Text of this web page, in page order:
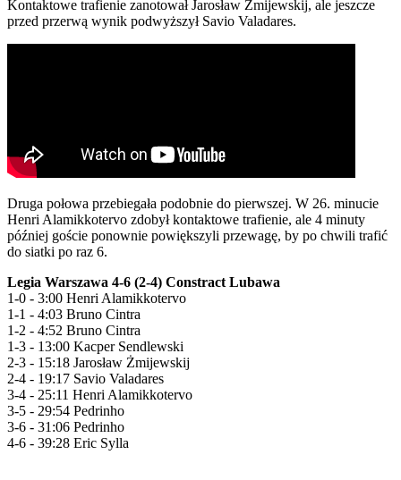
Kontaktowe trafienie zanotował Jarosław Żmijewskij, ale jeszcze
przed przerwą wynik podwyższył Savio Valadares.
Druga połowa przebiegała podobnie do pierwszej. W 26. minucie
Henri Alamikkotervo zdobył kontaktowe trafienie, ale 4 minuty
później goście ponownie powiększyli przewagę, by po chwili trafić
do siatki po raz 6.
Legia Warszawa 4-6 (2-4) Constract Lubawa
1-0 - 3:00 Henri Alamikkotervo
1-1 - 4:03 Bruno Cintra
1-2 - 4:52 Bruno Cintra
1-3 - 13:00 Kacper Sendlewski
2-3 - 15:18 Jarosław Żmijewskij
2-4 - 19:17 Savio Valadares
3-4 - 25:11 Henri Alamikkotervo
3-5 - 29:54 Pedrinho
3-6 - 31:06 Pedrinho
4-6 - 39:28 Eric Sylla